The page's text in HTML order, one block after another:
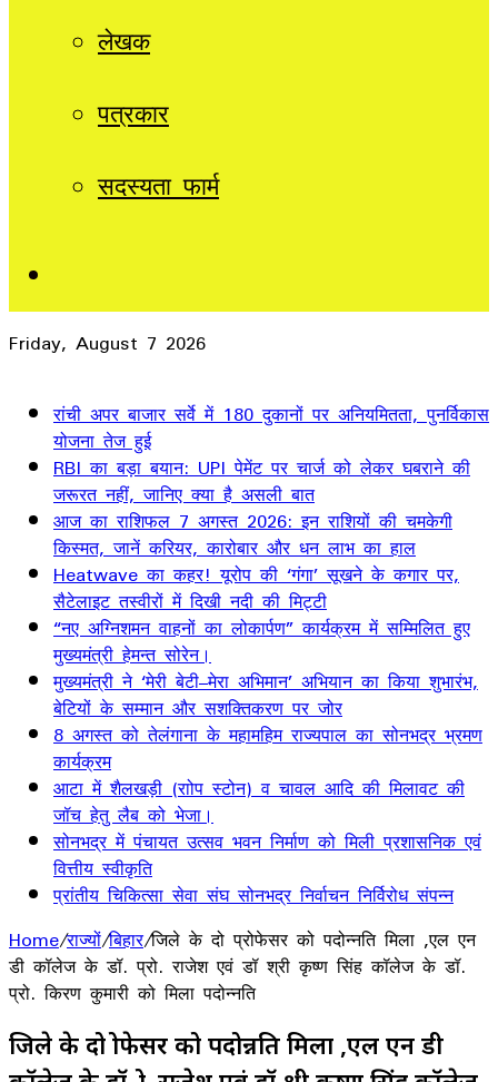
लेखक
पत्रकार
सदस्यता फार्म
Friday, August 7 2026
रांची अपर बाजार सर्वे में 180 दुकानों पर अनियमितता, पुनर्विकास
योजना तेज हुई
RBI का बड़ा बयान: UPI पेमेंट पर चार्ज को लेकर घबराने की
जरूरत नहीं, जानिए क्या है असली बात
आज का राशिफल 7 अगस्त 2026: इन राशियों की चमकेगी
किस्मत, जानें करियर, कारोबार और धन लाभ का हाल
Heatwave का कहर! यूरोप की ‘गंगा’ सूखने के कगार पर,
सैटेलाइट तस्वीरों में दिखी नदी की मिट्टी
“नए अग्निशमन वाहनों का लोकार्पण” कार्यक्रम में सम्मिलित हुए
मुख्यमंत्री हेमन्त सोरेन।
मुख्यमंत्री ने ‘मेरी बेटी–मेरा अभिमान’ अभियान का किया शुभारंभ,
बेटियों के सम्मान और सशक्तिकरण पर जोर
8 अगस्त को तेलंगाना के महामहिम राज्यपाल का सोनभद्र भ्रमण
कार्यक्रम
आटा में शैलखड़ी (राोप स्टोन) व चावल आदि की मिलावट की
जॉच हेतु लैब को भेजा।
सोनभद्र में पंचायत उत्सव भवन निर्माण को मिली प्रशासनिक एवं
वित्तीय स्वीकृति
प्रांतीय चिकित्सा सेवा संघ सोनभद्र निर्वाचन निर्विरोध संपन्न
Home/राज्यों/बिहार/जिले के दो प्रोफेसर को पदोन्नति मिला ,एल एन
डी कॉलेज के डॉ. प्रो. राजेश एवं डॉ श्री कृष्ण सिंह कॉलेज के डॉ.
प्रो. किरण कुमारी को मिला पदोन्नति
जिले के दो प्रोफेसर को पदोन्नति मिला ,एल एन डी